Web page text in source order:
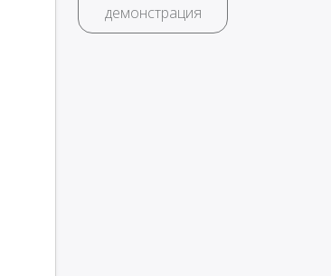
демонстрация